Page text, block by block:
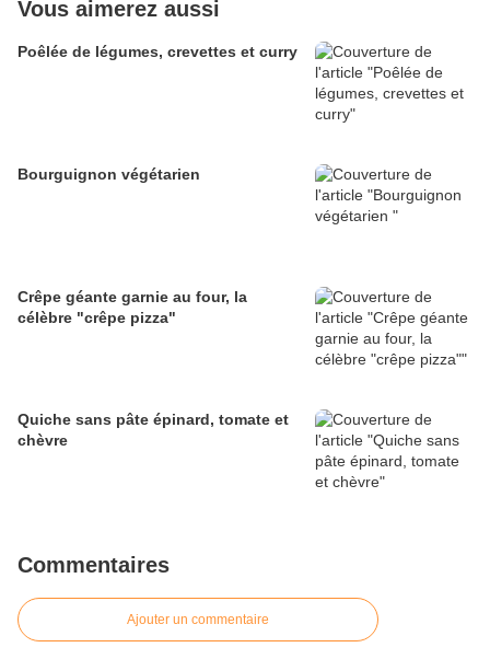
Vous aimerez aussi
Poêlée de légumes, crevettes et curry
Bourguignon végétarien
Crêpe géante garnie au four, la
célèbre "crêpe pizza"
Quiche sans pâte épinard, tomate et
chèvre
Commentaires
Ajouter un commentaire